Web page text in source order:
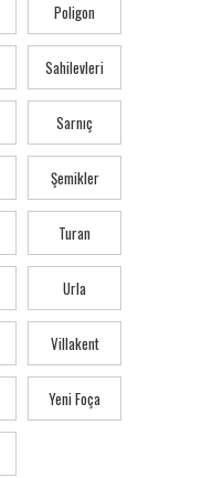
Poligon
Sahilevleri
Sarnıç
Şemikler
Turan
Urla
Villakent
Yeni Foça